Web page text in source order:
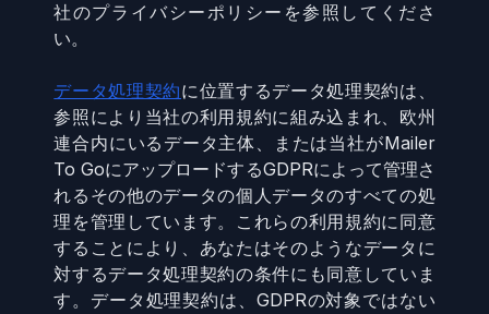
社のプライバシーポリシーを参照してくださ
い。
データ処理契約に位置するデータ処理契約は、
参照により当社の利用規約に組み込まれ、欧州
連合内にいるデータ主体、または当社がMailer
To GoにアップロードするGDPRによって管理さ
れるその他のデータの個人データのすべての処
理を管理しています。これらの利用規約に同意
することにより、あなたはそのようなデータに
対するデータ処理契約の条件にも同意していま
す。データ処理契約は、GDPRの対象ではない